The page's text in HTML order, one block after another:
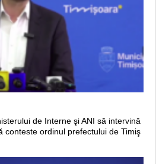
de Interne şi ANI să intervină
conteste ordinul prefectului de Timiş